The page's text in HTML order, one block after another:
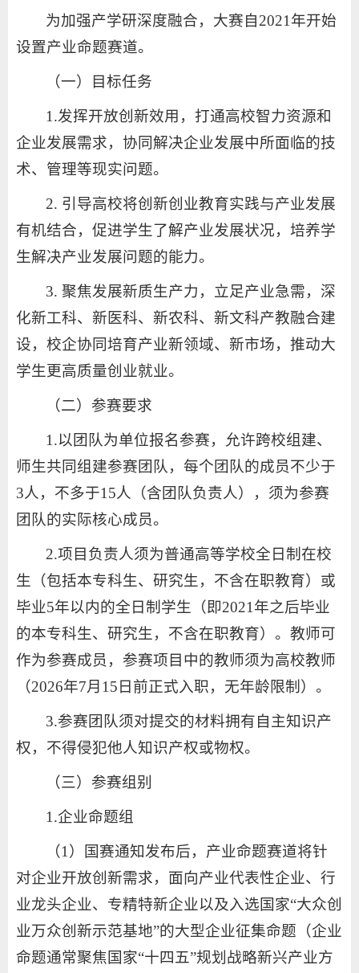
为加强产学研深度融合，大赛自2021年开始
设置产业命题赛道。
（一）目标任务
1.发挥开放创新效用，打通高校智力资源和
企业发展需求，协同解决企业发展中所面临的技
术、管理等现实问题。
2. 引导高校将创新创业教育实践与产业发展
有机结合，促进学生了解产业发展状况，培养学
生解决产业发展问题的能力。
3. 聚焦发展新质生产力，立足产业急需，深
化新工科、新医科、新农科、新文科产教融合建
设，校企协同培育产业新领域、新市场，推动大
学生更高质量创业就业。
（二）参赛要求
1.以团队为单位报名参赛，允许跨校组建、
师生共同组建参赛团队，每个团队的成员不少于
3人，不多于15人（含团队负责人），须为参赛
团队的实际核心成员。
2.项目负责人须为普通高等学校全日制在校
生（包括本专科生、研究生，不含在职教育）或
毕业5年以内的全日制学生（即2021年之后毕业
的本专科生、研究生，不含在职教育）。教师可
作为参赛成员，参赛项目中的教师须为高校教师
（2026年7月15日前正式入职，无年龄限制）。
3.参赛团队须对提交的材料拥有自主知识产
权，不得侵犯他人知识产权或物权。
（三）参赛组别
1.企业命题组
（1）国赛通知发布后，产业命题赛道将针
对企业开放创新需求，面向产业代表性企业、行
业龙头企业、专精特新企业以及入选国家“大众创
业万众创新示范基地”的大型企业征集命题（企业
命题通常聚焦国家“十四五”规划战略新兴产业方